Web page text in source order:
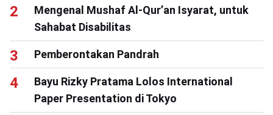
Mengenal Mushaf Al-Qur’an Isyarat, untuk
Sahabat Disabilitas
Pemberontakan Pandrah
Bayu Rizky Pratama Lolos International
Paper Presentation di Tokyo